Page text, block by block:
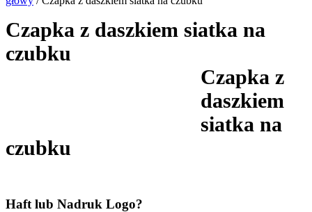
Czapka z daszkiem siatka na
czubku
Czapka z
daszkiem
siatka na
czubku
Haft lub Nadruk Logo?